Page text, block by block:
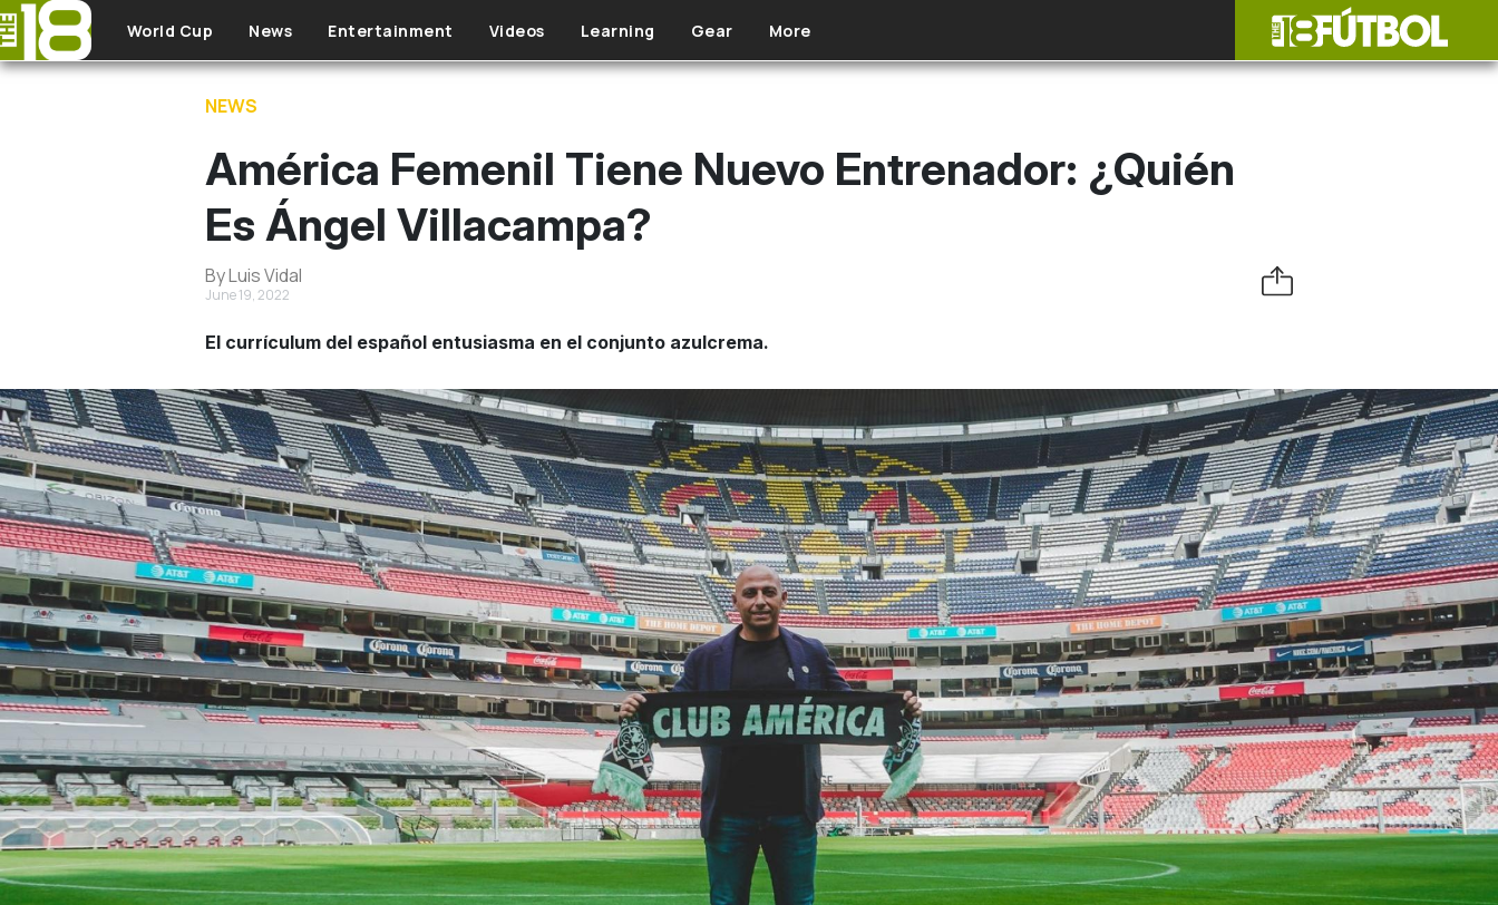
Skip to main content
World Cup News Entertainment Videos Learning Gear More
NEWS
América Femenil Tiene Nuevo Entrenador: ¿Quién
Es Ángel Villacampa?
By Luis Vidal
June 19, 2022
El currículum del español entusiasma en el conjunto azulcrema.